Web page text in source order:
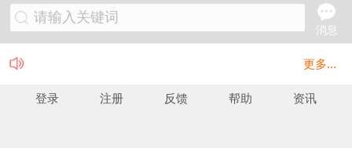
请输入关键词
消息
更多...
登录 注册 反馈 帮助 资讯